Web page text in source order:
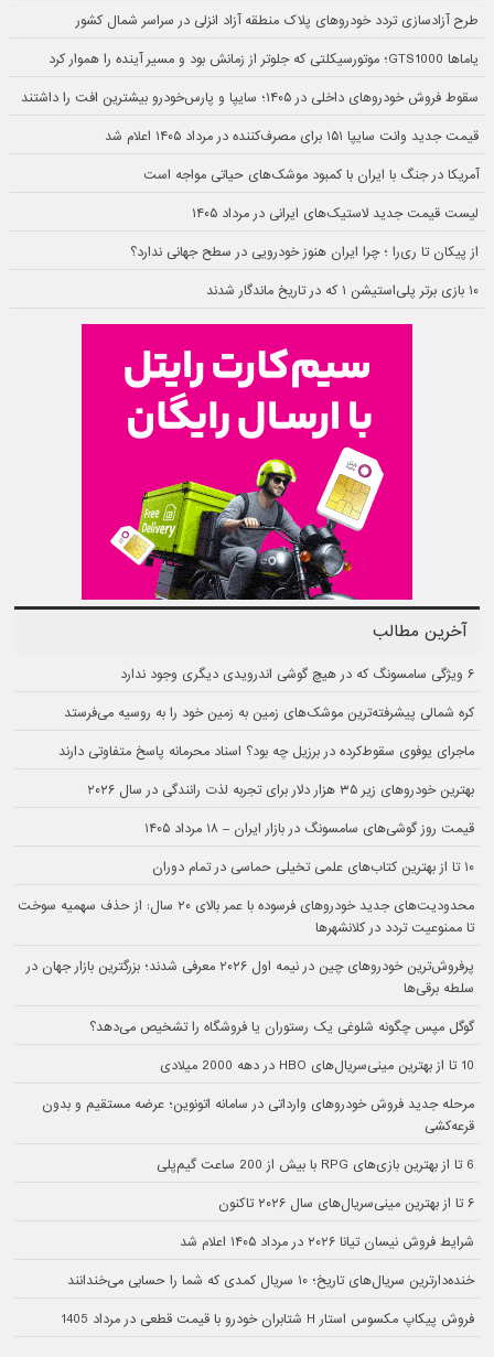
طرح آزادسازی تردد خودروهای پلاک منطقه آزاد انزلی در سراسر شمال کشور
یاماها GTS1000؛ موتورسیکلتی که جلوتر از زمانش بود و مسیر آینده را هموار کرد
سقوط فروش خودروهای داخلی در ۱۴۰۵؛ سایپا و پارس‌خودرو بیشترین افت را داشتند
قیمت جدید وانت سایپا ۱۵۱ برای مصرف‌کننده در مرداد ۱۴۰۵ اعلام شد
آمریکا در جنگ با ایران با کمبود موشک‌های حیاتی مواجه است
لیست قیمت جدید لاستیک‌های ایرانی در مرداد ۱۴۰۵
از پیکان تا ری‌را ؛ چرا ایران هنوز خودرویی در سطح جهانی ندارد؟
۱۰ بازی برتر پلی‌استیشن ۱ که در تاریخ ماندگار شدند
آخرین مطالب
۶ ویژگی سامسونگ که در هیچ گوشی اندرویدی دیگری وجود ندارد
کره شمالی پیشرفته‌ترین موشک‌های زمین به زمین خود را به روسیه می‌فرستد
ماجرای یوفوی سقوط‌کرده در برزیل چه بود؟ اسناد محرمانه پاسخ متفاوتی دارند
بهترین خودروهای زیر ۳۵ هزار دلار برای تجربه لذت رانندگی در سال ۲۰۲۶
قیمت روز گوشی‌های سامسونگ در بازار ایران – ۱۸ مرداد ۱۴۰۵
۱۰ تا از بهترین کتاب‌های علمی تخیلی حماسی در تمام دوران
محدودیت‌های جدید خودروهای فرسوده با عمر بالای ۲۰ سال: از حذف سهمیه سوخت
تا ممنوعیت تردد در کلانشهرها
پرفروش‌ترین خودروهای چین در نیمه اول ۲۰۲۶ معرفی شدند؛ بزرگترین بازار جهان در
سلطه برقی‌ها
گوگل مپس چگونه شلوغی یک رستوران یا فروشگاه را تشخیص می‌دهد؟
10 تا از بهترین مینی‌سریال‌های HBO در دهه 2000 میلادی
مرحله جدید فروش خودروهای وارداتی در سامانه اتونوین؛ عرضه مستقیم و بدون
قرعه‌کشی
6 تا از بهترین بازی‌های RPG با بیش از 200 ساعت گیم‌پلی
۶ تا از بهترین مینی‌سریال‌های سال ۲۰۲۶ تاکنون
شرایط فروش نیسان تیانا ۲۰۲۶ در مرداد ۱۴۰۵ اعلام شد
خنده‌دارترین سریال‌های تاریخ؛ ۱۰ سریال کمدی که شما را حسابی می‌خندانند
فروش پیکاپ مکسوس استار H شتابران خودرو با قیمت قطعی در مرداد 1405